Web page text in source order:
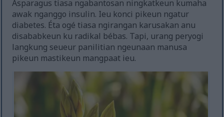
Asparagus tiasa ngabantosan ningkatkeun kumaha
awak nganggo insulin. Ieu konci pikeun ngatur
diabetes. Éta ogé tiasa ngirangan karusakan anu
disababkeun ku radikal bébas. Tapi, urang peryogi
langkung seueur panilitian ngeunaan manusa
pikeun mastikeun mangpaat ieu.